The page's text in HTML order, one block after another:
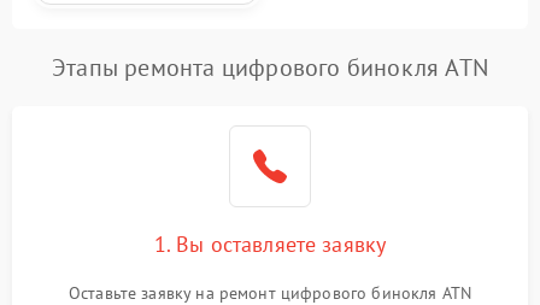
Этапы ремонта цифрового бинокля ATN
1. Вы оставляете заявку
Оставьте заявку на ремонт цифрового бинокля ATN